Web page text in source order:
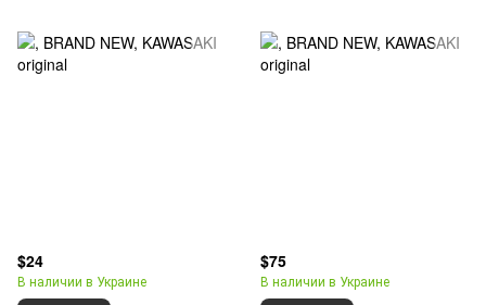
$24
В наличии в Украине
$75
В наличии в Украине